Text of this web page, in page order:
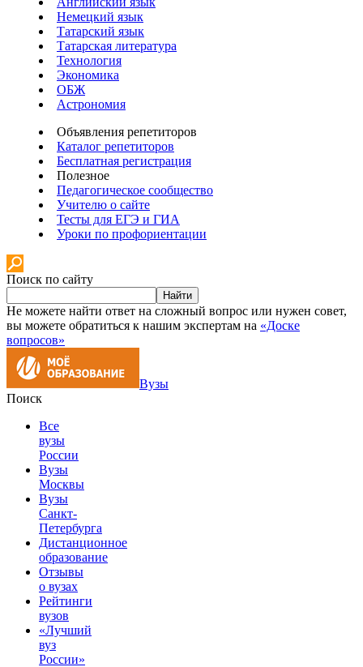
Немецкий язык
Татарский язык
Татарская литература
Технология
Экономика
ОБЖ
Астрономия
Объявления репетиторов
Каталог репетиторов
Бесплатная регистрация
Полезное
Педагогическое сообщество
Учителю о сайте
Тесты для ЕГЭ и ГИА
Уроки по профориентации
Поиск по сайту
Найти
Не можете найти ответ на сложный вопрос или нужен совет,
вы можете обратиться к нашим экспертам на «Доске
вопросов»
Вузы
Поиск
Все
вузы
России
Вузы
Москвы
Вузы
Санкт-
Петербурга
Дистанционное
образование
Отзывы
о вузах
Рейтинги
вузов
«Лучший
вуз
России»